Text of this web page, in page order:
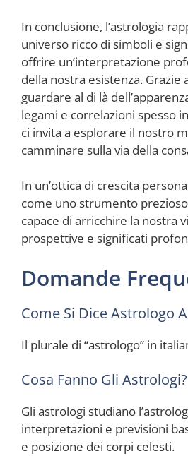
In conclusione, l’astrologia
universo ricco di simboli e
offrire un’interpretazione
della nostra esistenza. Grazie
guardare al di là
legami e correlazioni spesso
ci invita a esplorare il nostro
camminare sulla via della
In un’ottica di crescita
come uno strumento
capace di arricchire la nostra
prospettive e significati
Domande
Come Si Dice Astrologo
Il plurale di “astrologo” in
Cosa Fanno Gli Astrologi?
Gli astrologi studiano
interpretazioni e previsioni
e posizione dei corpi celesti.